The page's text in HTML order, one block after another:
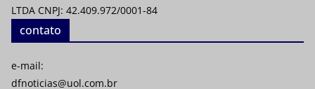
LTDA CNPJ: 42.409.972/0001-84
contato
e-mail:
dfnoticias@uol.com.br